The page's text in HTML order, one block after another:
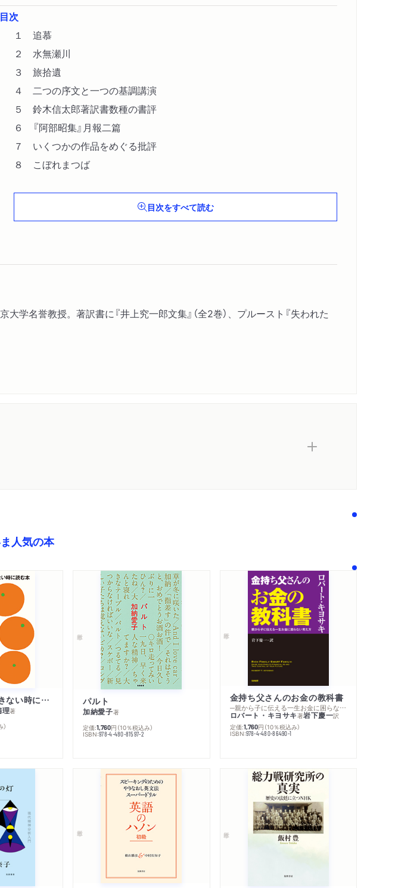
目次
１ 追慕
２ 水無瀬川
３ 旅拾遺
４ 二つの序文と一つの基調講演
５ 鈴木信太郎著訳書数種の書評
６ 『阿部昭集』月報二篇
７ いくつかの作品をめぐる批評
８ こぼれまつば
目次をすべて読む
名誉教授。著訳書に『井上究一郎文集』（全2巻）、プルースト『失われた
ま人気の本
自分を大切にできない時に読む本
理著
パルト
加納愛子著
定価:1,760円 （10％税込み）
ISBN:978-4-480-81597-2
金持ち父さんのお金の教科書
─親から子に伝える一生お金に困らない考え方
ロバート・キヨサキ著岩下慶一訳
定価:1,760円 （10％税込み）
ISBN:978-4-480-86490-1